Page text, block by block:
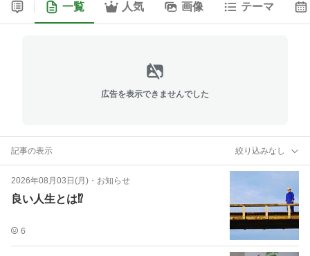
一覧 人気 画像 テーマ
広告を表示できませんでした
記事の表示 絞り込みなし
2026年08月03日(月) ・ お知らせ
良い人生とは⁉️
6